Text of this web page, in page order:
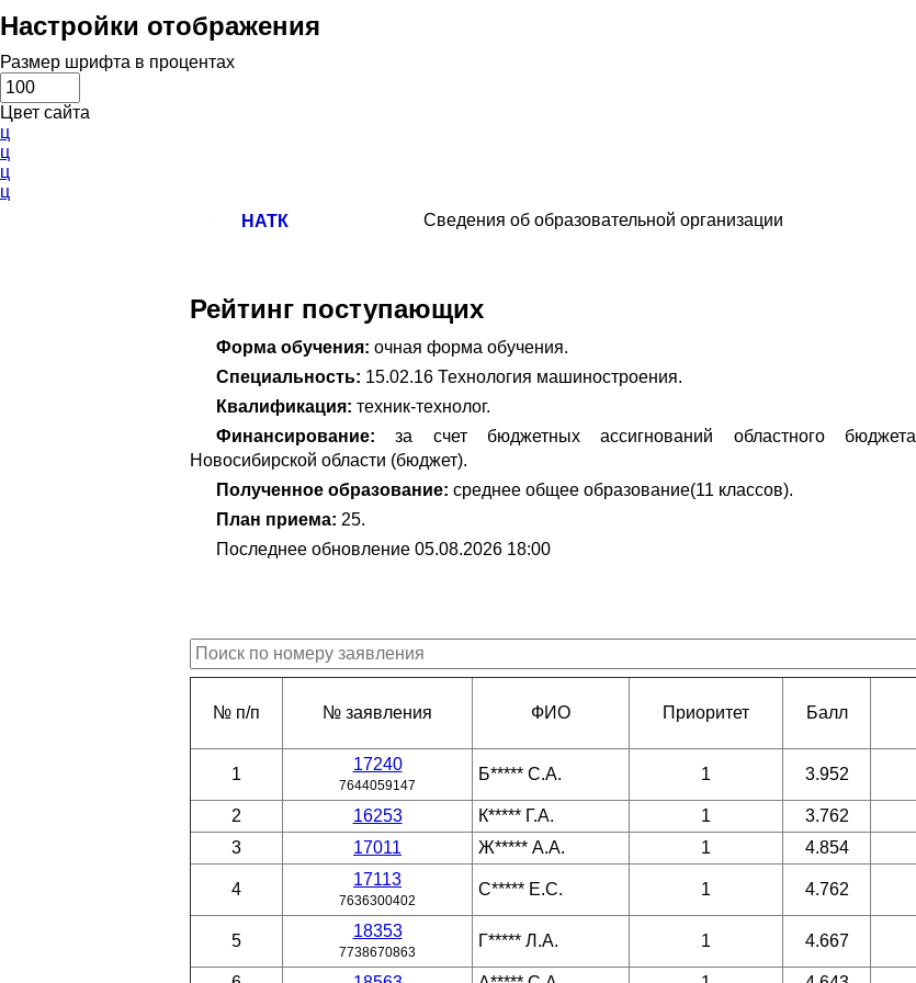
Настройки отображения
Размер шрифта в процентах
Цвет сайта
ц
ц
ц
ц
НАТК
Сведения об образовательной организации
Рейтинг поступающих
Форма обучения: очная форма обучения.
Специальность: 15.02.16 Технология машиностроения.
Квалификация: техник-технолог.
Финансирование: за счет бюджетных ассигнований областного бюджета
Новосибирской области (бюджет).
Полученное образование: среднее общее образование(11 классов).
План приема: 25.
Последнее обновление 05.08.2026 18:00
№ п/п № заявления ФИО Приоритет Балл
1
17240
7644059147
Б***** С.А. 1 3.952
2 16253 К***** Г.А. 1 3.762
3
17011 Ж***** А.А. 1 4.854
4
17113
7636300402
С***** Е.С. 1 4.762
5
18353
7738670863
Г***** Л.А. 1 4.667